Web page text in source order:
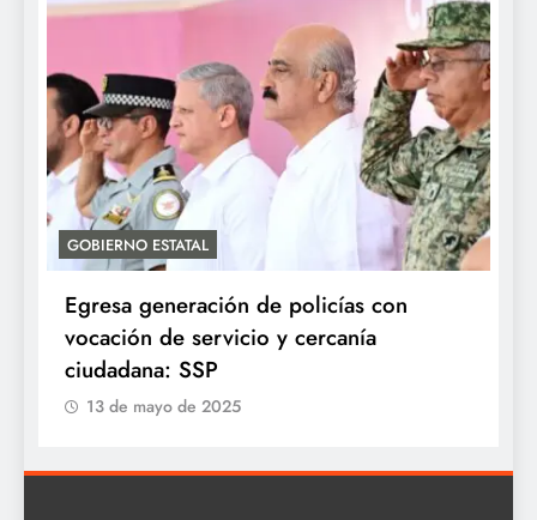
GOBIERNO ESTATAL
Egresa generación de policías con
vocación de servicio y cercanía
ciudadana: SSP
13 de mayo de 2025